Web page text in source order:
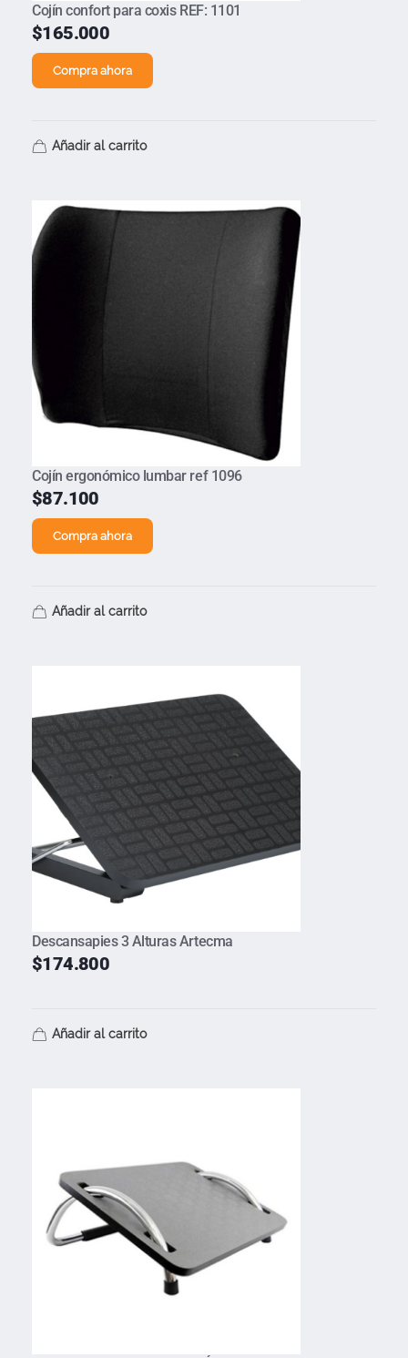
Cojín confort para coxis REF: 1101
$165.000
Compra ahora
Añadir al carrito
Cojín ergonómico lumbar ref 1096
$87.100
Compra ahora
Añadir al carrito
Descansapies 3 Alturas Artecma
$174.800
Añadir al carrito